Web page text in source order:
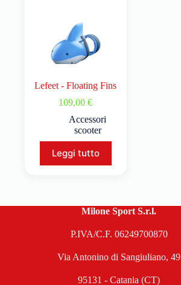
Lefeet - Floating Fins
109,00€
Accessori
scooter
Leggi tutto
Milone Sport S.r.l.
P.IVA/C.F. 06249700870
Via Antonino di Sangiuliano, 49
95131 - Catania (CT)